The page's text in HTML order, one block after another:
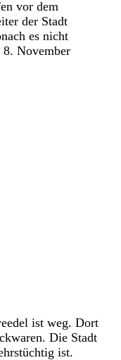
vor dem
der Stadt
es nicht
November
ist weg. Dort
Die Stadt
ist.